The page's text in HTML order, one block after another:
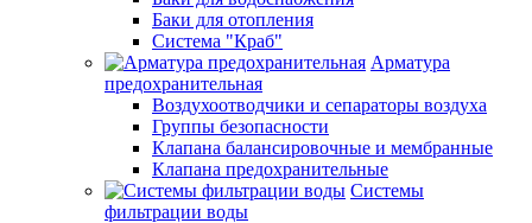
Баки для отопления
Система "Краб"
Арматура
предохранительная
Воздухоотводчики и сепараторы воздуха
Группы безопасности
Клапана балансировочные и мембранные
Клапана предохранительные
Системы
фильтрации воды